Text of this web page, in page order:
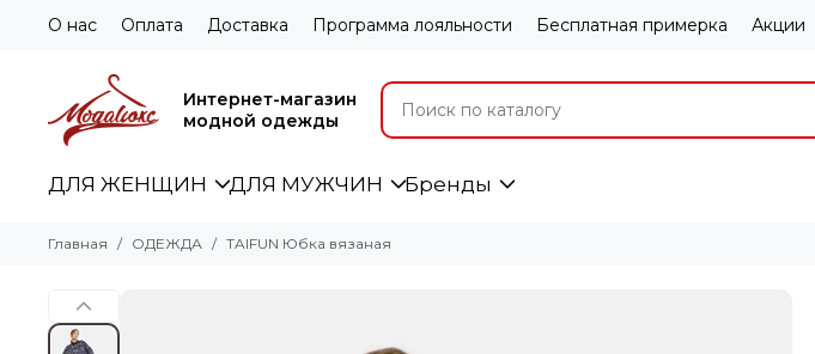
О нас Оплата Доставка Программа лояльности Бесплатная примерка Акции
Интернет-магазин
модной одежды
ДЛЯ ЖЕНЩИН ДЛЯ МУЖЧИН Бренды
Главная ОДЕЖДА TAIFUN Юбка вязаная